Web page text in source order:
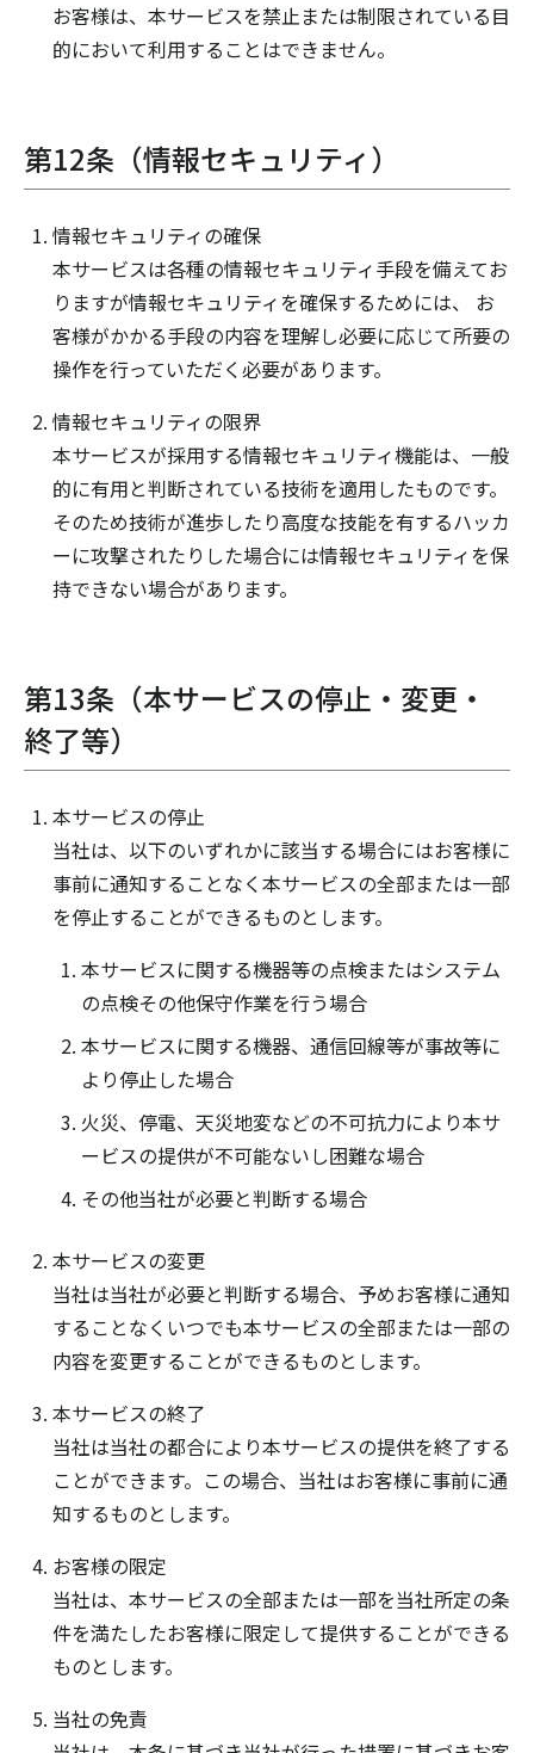
お客様は、本サービスを禁止または制限されている目
的において利用することはできません。
第12条（情報セキュリティ）
情報セキュリティの確保
本サービスは各種の情報セキュリティ手段を備えてお
りますが情報セキュリティを確保するためには、 お
客様がかかる手段の内容を理解し必要に応じて所要の
操作を行っていただく必要があります。
情報セキュリティの限界
本サービスが採用する情報セキュリティ機能は、一般
的に有用と判断されている技術を適用したものです。
そのため技術が進歩したり高度な技能を有するハッカ
ーに攻撃されたりした場合には情報セキュリティを保
持できない場合があります。
第13条（本サービスの停止・変更・
終了等）
本サービスの停止
当社は、以下のいずれかに該当する場合にはお客様に
事前に通知することなく本サービスの全部または一部
を停止することができるものとします。
本サービスに関する機器等の点検またはシステム
の点検その他保守作業を行う場合
本サービスに関する機器、通信回線等が事故等に
より停止した場合
火災、停電、天災地変などの不可抗力により本サ
ービスの提供が不可能ないし困難な場合
その他当社が必要と判断する場合
本サービスの変更
当社は当社が必要と判断する場合、予めお客様に通知
することなくいつでも本サービスの全部または一部の
内容を変更することができるものとします。
本サービスの終了
当社は当社の都合により本サービスの提供を終了する
ことができます。この場合、当社はお客様に事前に通
知するものとします。
お客様の限定
当社は、本サービスの全部または一部を当社所定の条
件を満たしたお客様に限定して提供することができる
ものとします。
当社の免責